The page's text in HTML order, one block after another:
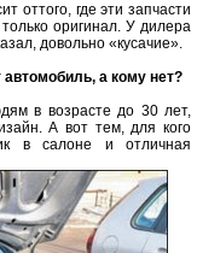
оттого, где эти запчасти
оригинал. У дилера
довольно «кусачие».
а кому нет?
в возрасте до 30 лет,
А вот тем, для кого
в салоне и отличная